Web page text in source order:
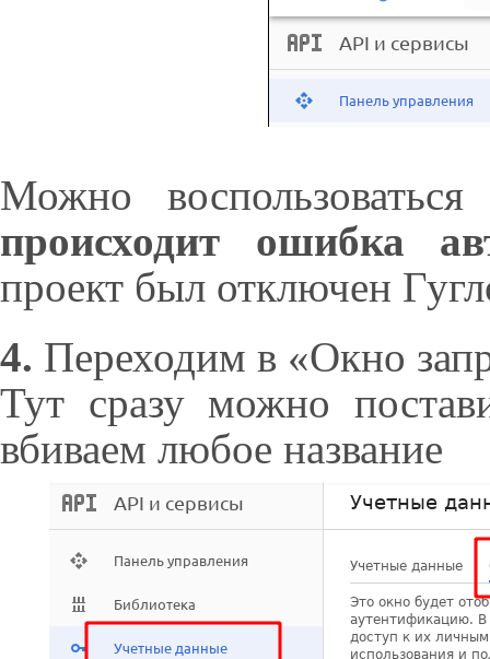
Можно
происходит ошибка
проект был отключен
4. Переходим в «Окно
Тут сразу можно
вбиваем любое название